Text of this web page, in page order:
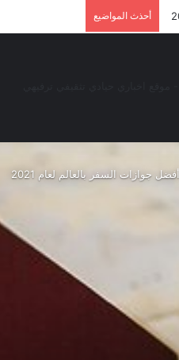
أحذث المواضيع
أفضل جوازات السفر بالعالم لعام 2021